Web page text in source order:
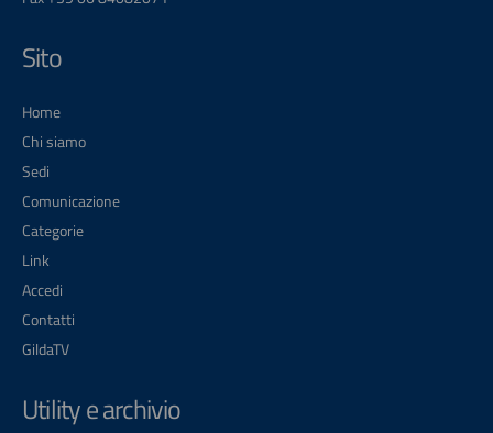
Sito
Home
Chi siamo
Sedi
Comunicazione
Categorie
Link
Accedi
Contatti
GildaTV
Utility e archivio